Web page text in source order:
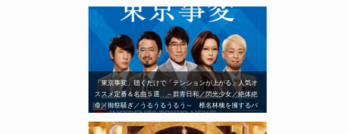
がコンセプトの「AKB48」エモい神曲はこれだ！
「東京事変」聴くだけで「テンションが上がる」人気オ
ススメ定番＆名曲５選 ～群青日和／閃光少女／絶体絶
命／御祭騒ぎ／うるうるうるう～ 椎名林檎を擁するバ